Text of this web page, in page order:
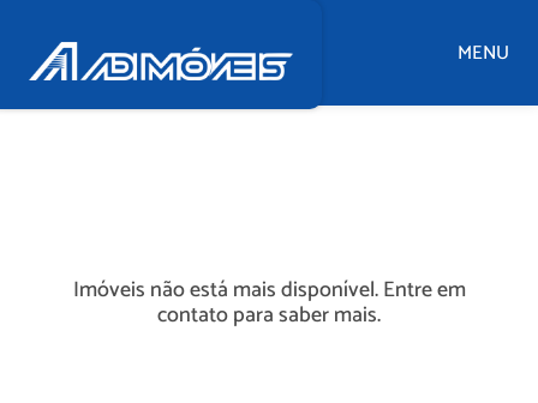
MENU
Imóveis não está mais disponível. Entre em
contato para saber mais.